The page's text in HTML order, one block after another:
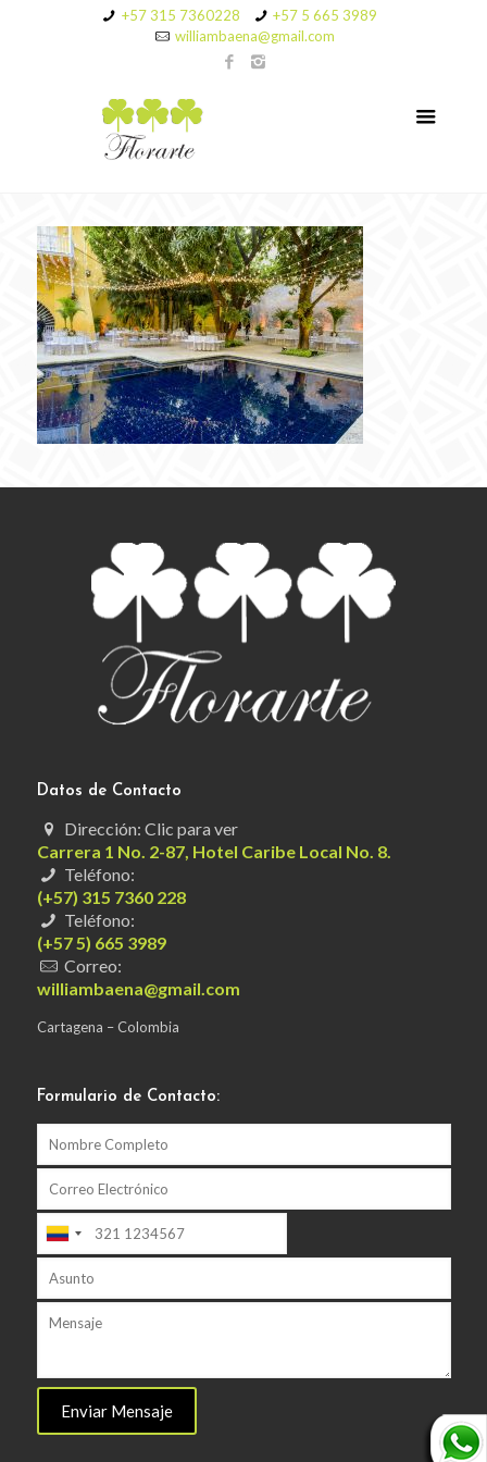
+57 315 7360228
+57 5 665 3989
williambaena@gmail.com
Datos de Contacto
Dirección: Clic para ver
Carrera 1 No. 2-87, Hotel Caribe Local No. 8.
Teléfono:
(+57) 315 7360 228
Teléfono:
(+57 5) 665 3989
Correo:
williambaena@gmail.com
Cartagena – Colombia
Formulario de Contacto: